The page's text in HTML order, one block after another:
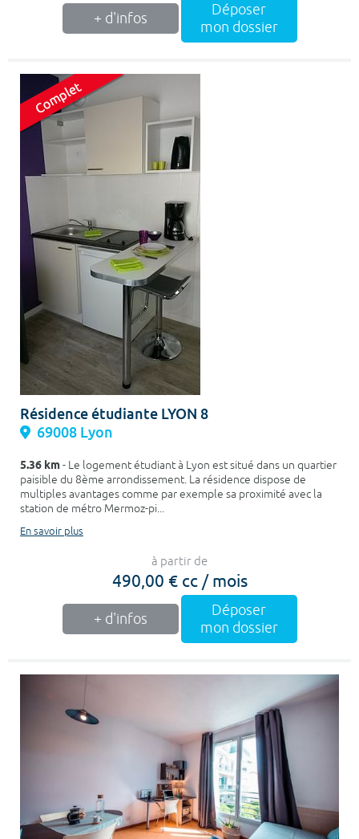
+ d'infos
Déposer
mon dossier
Résidence étudiante LYON 8
69008 Lyon
5.36 km- Le logement étudiant à Lyon est situé dans un quartier
paisible du 8ème arrondissement. La résidence dispose de
multiples avantages comme par exemple sa proximité avec la
station de métro Mermoz-pi...
En savoir plus
à partir de
490,00 € cc / mois
+ d'infos
Déposer
mon dossier